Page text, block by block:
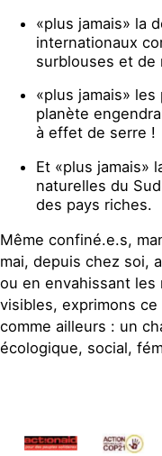
«plus jamais» la
internationaux
surblouses et de
«plus jamais»
planète
à effet de serre !
Et «plus jamais»
naturelles du
des pays riches.
Même confiné.e.s,
mai, depuis chez soi,
ou en envahissant les
visibles, exprimons
comme ailleurs : un
écologique, social,